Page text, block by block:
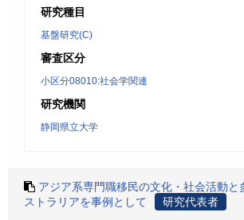
研究種目
基盤研究(C)
審査区分
小区分08010:社会学関連
研究機関
静岡県立大学
アジア系専門職移民の文化・社会活動と
ストラリアを事例として
研究代表者